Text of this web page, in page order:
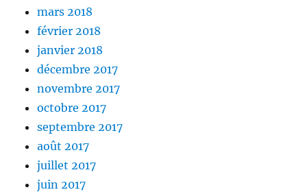
mars 2018
février 2018
janvier 2018
décembre 2017
novembre 2017
octobre 2017
septembre 2017
août 2017
juillet 2017
juin 2017